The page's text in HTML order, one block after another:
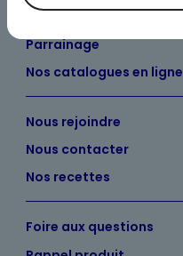
Maxicado
Parrainage
Nos catalogues en ligne
Nous rejoindre
Nous contacter
Nos recettes
Foire aux questions